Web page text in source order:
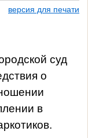
версия для печати
суд
о
в